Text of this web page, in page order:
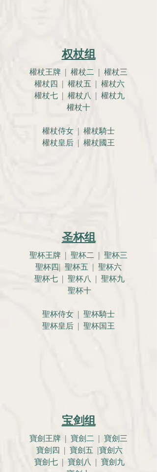
权杖组
權杖王牌 | 權杖二 | 權杖三
權杖四 | 權杖五 | 權杖六
權杖七 | 權杖八 | 權杖九
權杖十
權杖侍女 | 權杖騎士
權杖皇后 | 權杖國王
圣杯组
聖杯王牌 | 聖杯二 | 聖杯三
聖杯四| 聖杯五 | 聖杯六
聖杯七 | 聖杯八 | 聖杯九
聖杯十
聖杯侍女 | 聖杯騎士
聖杯皇后 | 聖杯国王
宝剑组
寶劍王牌 | 寶劍二 | 寶劍三
寶劍四 | 寶劍五 |寶劍六
寶劍七 | 寶劍八 | 寶劍九